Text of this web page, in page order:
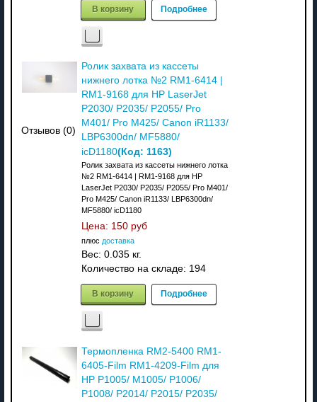
В корзину Подробнее
Отзывов (0)
Ролик захвата из кассеты
нижнего лотка №2 RM1-6414 |
RM1-9168 для HP LaserJet
P2030/ P2035/ P2055/ Pro
M401/ Pro M425/ Canon iR1133/
LBP6300dn/ MF5880/
icD1180(Код: 1163)
Ролик захвата из кассеты нижнего лотка
№2 RM1-6414 | RM1-9168 для HP
LaserJet P2030/ P2035/ P2055/ Pro M401/
Pro M425/ Canon iR1133/ LBP6300dn/
MF5880/ icD1180
Цена: 150 руб
плюс доставка
Вес: 0.035 кг.
Количество на складе: 194
В корзину Подробнее
Термопленка RM2-5400 RM1-
6405-Film RM1-4209-Film для
HP P1005/ M1005/ P1006/
P1008/ P2014/ P2015/ P2035/